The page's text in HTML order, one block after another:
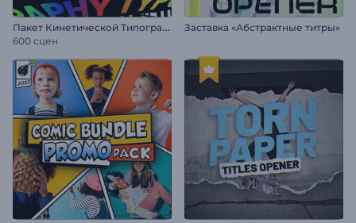
П
акет Кинетической Типографики
600 сцен
Заставка «Абстрактные титры»